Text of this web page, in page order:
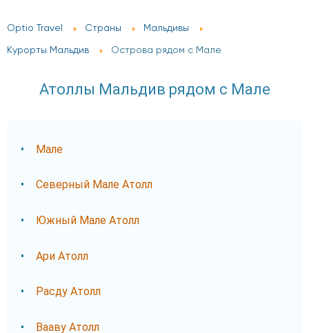
Optio Travel Страны Мальдивы
Курорты Мальдив Острова рядом с Мале
Атоллы Мальдив рядом с Мале
Мале
Северный Мале Атолл
Южный Мале Атолл
Ари Атолл
Расду Атолл
Вааву Атолл